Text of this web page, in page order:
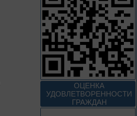
ОЦЕНКА
УДОВЛЕТВОРЕННОСТИ
ГРАЖДАН
Творец и муза
Цикл выставок литературы
4 – 14 августа
В борьбе против
нацизма мы были
вместе